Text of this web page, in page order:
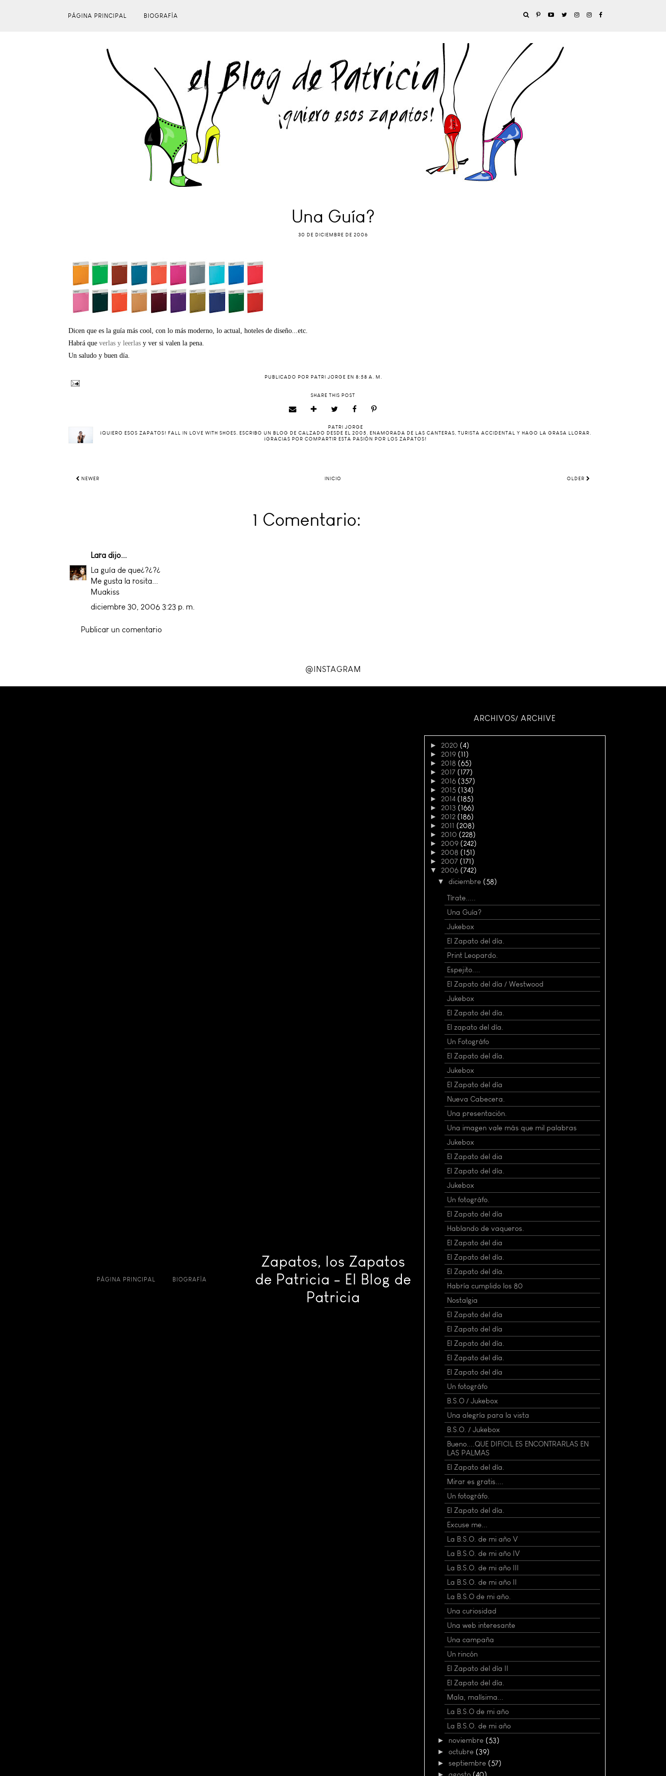
PÁGINA PRINCIPAL BIOGRAFÍA
Una Guía?
30 DE DICIEMBRE DE 2006
Dicen que es la guía más cool, con lo más moderno, lo actual, hoteles de diseño...etc.
Habrá que verlas y leerlas y ver si valen la pena.
Un saludo y buen día.
PUBLICADO POR PATRI JORGE EN 8:58 A. M.
SHARE THIS POST
PATRI JORGE
¡QUIERO ESOS ZAPATOS! FALL IN LOVE WITH SHOES. ESCRIBO UN BLOG DE CALZADO DESDE EL 2005. ENAMORADA DE LAS CANTERAS, TURISTA ACCIDENTAL Y HAGO LA GRASA LLORAR.
¡GRACIAS POR COMPARTIR ESTA PASIÓN POR LOS ZAPATOS!
NEWER INICIO OLDER
1 Comentario:
Lara dijo...
La guía de que¿?¿?¿
Me gusta la rosita...
Muakiss
diciembre 30, 2006 3:23 p. m.
Publicar un comentario
@INSTAGRAM
PÁGINA PRINCIPAL BIOGRAFÍA
Zapatos, los Zapatos
de Patricia - El Blog de
Patricia
ARCHIVOS/ ARCHIVE
► 2020 (4)
► 2019 (11)
► 2018 (65)
► 2017 (177)
► 2016 (357)
► 2015 (134)
► 2014 (185)
► 2013 (166)
► 2012 (186)
► 2011 (208)
► 2010 (228)
► 2009 (242)
► 2008 (151)
► 2007 (171)
▼ 2006 (742)
▼ diciembre (58)
Tírate.....
Una Guía?
Jukebox
El Zapato del día.
Print Leopardo.
Espejito....
El Zapato del día / Westwood
Jukebox
El Zapato del día.
El zapato del día.
Un Fotográfo
El Zapato del día.
Jukebox
El Zapato del día
Nueva Cabecera.
Una presentación.
Una imagen vale más que mil palabras
Jukebox
El Zapato del dia
El Zapato del día.
Jukebox
Un fotográfo.
El Zapato del día
Hablando de vaqueros.
El Zapato del dia
El Zapato del día.
El Zapato del día.
Habría cumplido los 80
Nostalgia
El Zapato del día
El Zapato del día
El Zapato del día.
El Zapato del día.
El Zapato del día
Un fotográfo
B.S.O / Jukebox
Una alegría para la vista
B.S.O. / Jukebox
Bueno....QUE DIFICIL ES ENCONTRARLAS EN
LAS PALMAS
El Zapato del día.
Mirar es gratis....
Un fotográfo.
El Zapato del día.
Excuse me...
La B.S.O. de mi año V
La B.S.O. de mi año IV
La B.S.O. de mi año III
La B.S.O. de mi año II
La B.S.O de mi año.
Una curiosidad
Una web interesante
Una campaña
Un rincón
El Zapato del día II
El Zapato del día.
Mala, malísima...
La B.S.O de mi año
La B.S.O. de mi año
► noviembre (53)
► octubre (39)
► septiembre (57)
►